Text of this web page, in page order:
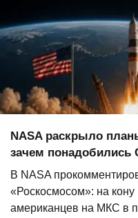
NASA раскрыло
зачем понадобились
В NASA
«Роскосмосом»: на кону
американцев на МКС в